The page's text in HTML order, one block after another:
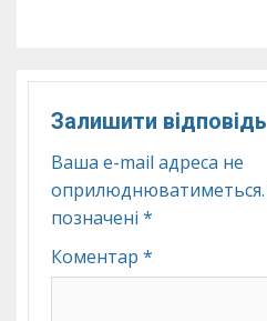
Залишити відповідь
Ваша e-mail адреса не
оприлюднюватиметься.
позначені *
Коментар *